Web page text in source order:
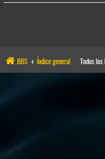
BBS Índice general Todos